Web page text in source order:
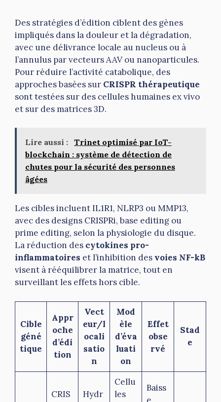
Des stratégies d’édition ciblent des gènes
impliqués dans la douleur et la dégradation,
avec une délivrance locale au nucleus ou à
l’annulus par vecteurs AAV ou nanoparticules.
Pour réduire l’activité catabolique, des
approches basées sur CRISPR thérapeutique
sont testées sur des cellules humaines ex vivo
et sur des matrices 3D.
Lire aussi : Trinet optimisé par IoT-
blockchain : système de détection de
chutes pour la sécurité des personnes
âgées
Les cibles incluent IL1R1, NLRP3 ou MMP13,
avec des designs CRISPRi, base editing ou
prime editing, selon la physiologie du disque.
La réduction des cytokines pro-
inflammatoires et l’inhibition des voies NF-kB
visent à rééquilibrer la matrice, tout en
surveillant les effets hors cible.
Cible
géné
tique
Appr
oche
d’édi
tion
Vect
eur/l
ocali
satio
n
Mod
èle
d’éva
luati
on
Effet
obse
rvé
Stad
e
CRIS
Hydr
Cellu
les
Baiss